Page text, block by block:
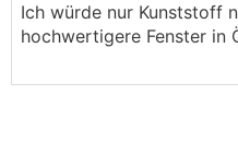
Ich würde nur Kunststoff
hochwertigere Fenster in